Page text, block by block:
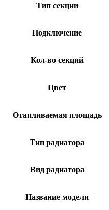
Тип секции
Подключение
Кол-во секций
Цвет
Отапливаемая площадь
Тип радиатора
Вид радиатора
Название модели